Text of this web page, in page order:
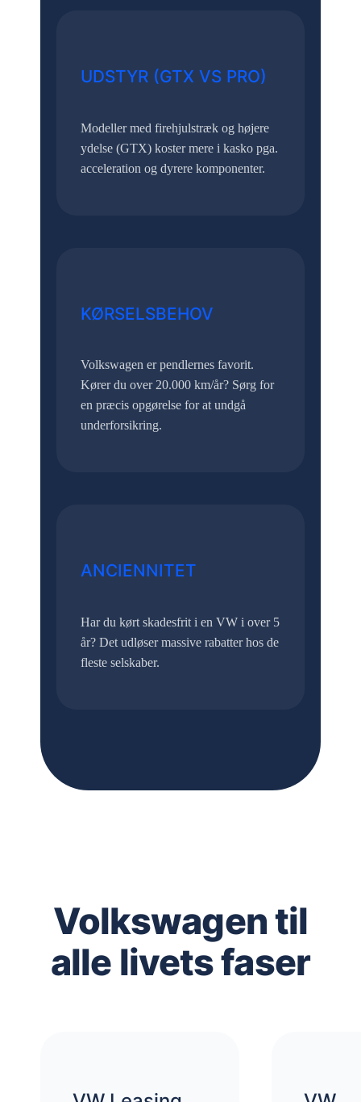
UDSTYR (GTX VS PRO)
Modeller med firehjulstræk og højere
ydelse (GTX) koster mere i kasko pga.
acceleration og dyrere komponenter.
KØRSELSBEHOV
Volkswagen er pendlernes favorit.
Kører du over 20.000 km/år? Sørg for
en præcis opgørelse for at undgå
underforsikring.
ANCIENNITET
Har du kørt skadesfrit i en VW i over 5
år? Det udløser massive rabatter hos de
fleste selskaber.
Volkswagen til
alle livets faser